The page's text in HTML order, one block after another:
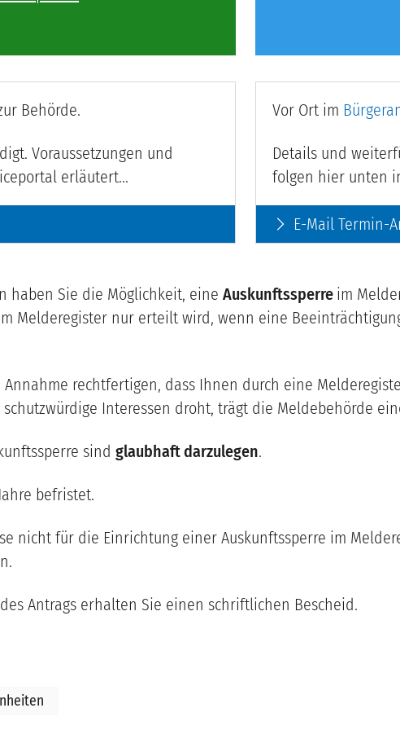
Behörde.
Voraussetzungen und
erläutert...
Vor Ort im
Details und
folgen hier unten
arrow_forward_ios E-Mail Termin-
haben Sie die Möglichkeit, eine Auskunftssperre im
Melderegister nur erteilt wird, wenn eine
rechtfertigen, dass Ihnen durch eine
Interessen droht, trägt die Meldebehörde
sind glaubhaft darzulegen.
befristet.
nicht für die Einrichtung einer Auskunftssperre im
Antrags erhalten Sie einen schriftlichen Bescheid.